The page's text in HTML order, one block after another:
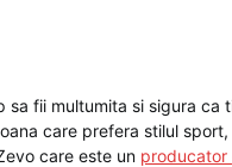
sa fii multumita si sigura ca
care prefera stilul
care este un producator